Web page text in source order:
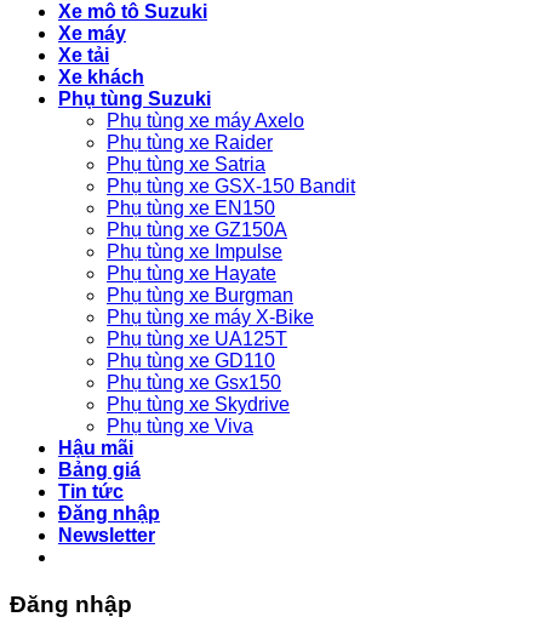
Xe mô tô Suzuki
Xe máy
Xe tải
Xe khách
Phụ tùng Suzuki
Phụ tùng xe máy Axelo
Phụ tùng xe Raider
Phụ tùng xe Satria
Phụ tùng xe GSX-150 Bandit
Phụ tùng xe EN150
Phụ tùng xe GZ150A
Phụ tùng xe Impulse
Phụ tùng xe Hayate
Phụ tùng xe Burgman
Phụ tùng xe máy X-Bike
Phụ tùng xe UA125T
Phụ tùng xe GD110
Phụ tùng xe Gsx150
Phụ tùng xe Skydrive
Phụ tùng xe Viva
Hậu mãi
Bảng giá
Tin tức
Đăng nhập
Newsletter
Đăng nhập